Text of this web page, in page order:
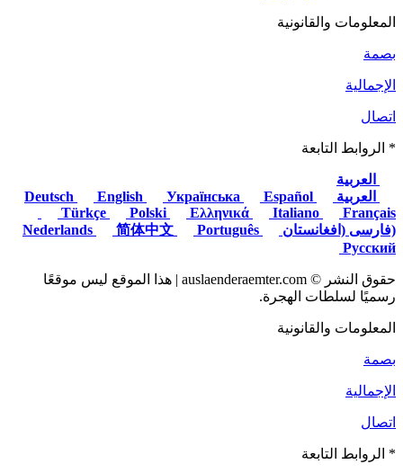
المعلومات والقانونية
بصمة
الإجمالية
اتصال
* الروابط التابعة
العربية
العربية
English Українська
Español
Türkçe
Polski Ελληνικά Italiano
Français
(فارسی (افغانستان
简体中文
Português
Русский
حقوق النشر © auslaenderaemter.com | هذا الموقع ليس موقعًا
رسميًا لسلطات الهجرة.
المعلومات والقانونية
بصمة
الإجمالية
اتصال
* الروابط التابعة